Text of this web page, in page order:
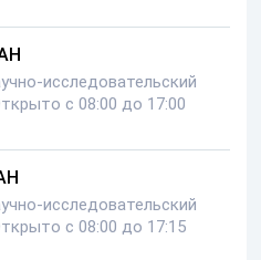
исследовательский
с 08:00 до 17:00
исследовательский
с 08:00 до 17:15